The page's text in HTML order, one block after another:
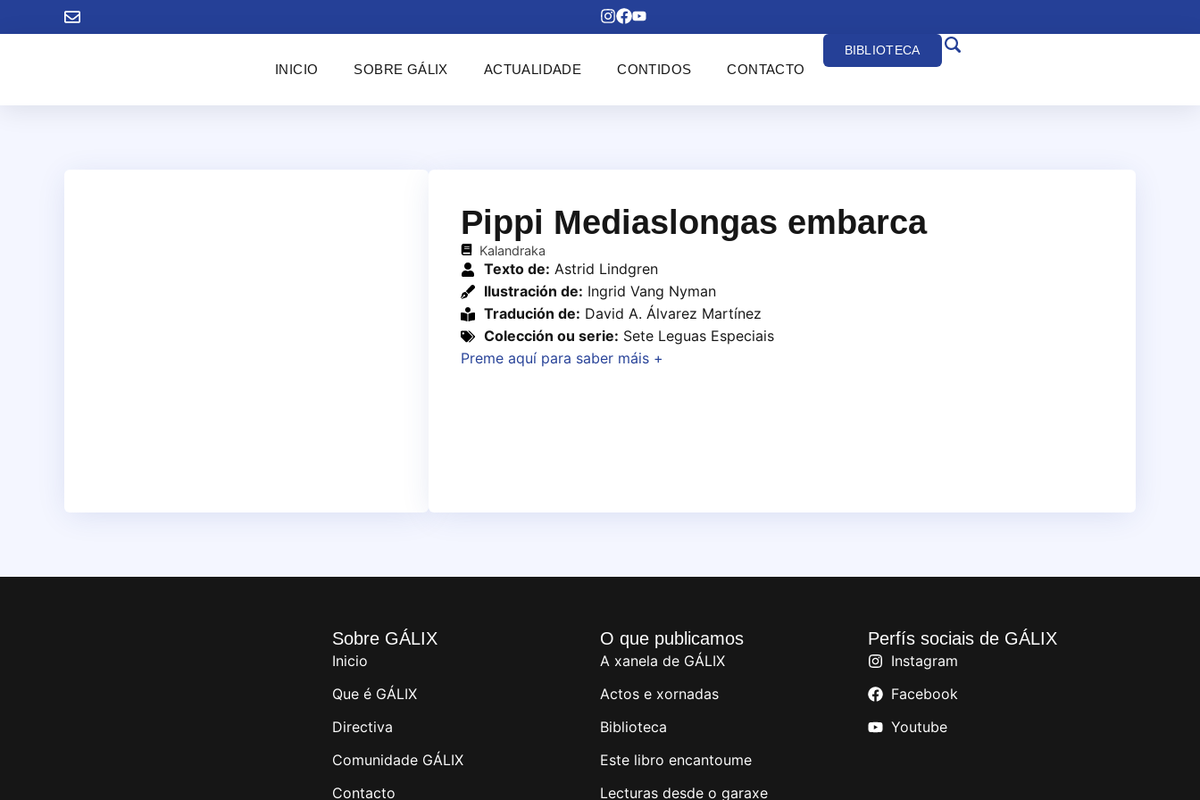
INICIO SOBRE GÁLIX ACTUALIDADE CONTIDOS CONTACTO
BIBLIOTECA
Pippi Mediaslongas embarca
Kalandraka
Texto de: Astrid Lindgren
Ilustración de: Ingrid Vang Nyman
Tradución de: David A. Álvarez Martínez
Colección ou serie: Sete Leguas Especiais
Preme aquí para saber máis +
Sobre GÁLIX
Inicio
Que é GÁLIX
Directiva
Comunidade GÁLIX
Contacto
O que publicamos
A xanela de GÁLIX
Actos e xornadas
Biblioteca
Este libro encantoume
Lecturas desde o garaxe
Perfís sociais de GÁLIX
Instagram
Facebook
Youtube